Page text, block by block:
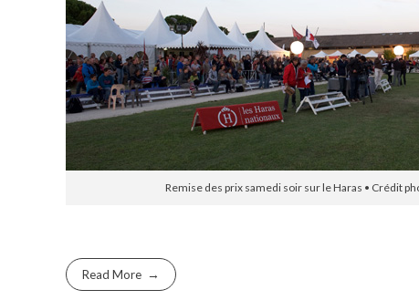
Remise des prix samedi soir sur le Haras • Crédit
Read More